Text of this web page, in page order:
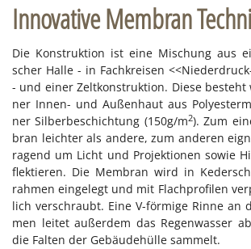
Innovative Membran
Die Kon­struk­ti­on ist eine Mi­schung aus
scher Hal­le - in Fach­krei­sen
- und ei­ner Zelt­kon­struk­ti­on. Die­se
ner In­nen- und Au­ßen­haut aus
ner Sil­ber­be­schich­tung (150g/​m2). Zum
bran leich­ter als an­de­re, zum an­de­ren
ra­gend um Licht und Pro­jek­tio­nen so­wie
flek­tie­ren. Die Mem­bran wird in
rah­men ein­ge­legt und mit Flach­pro­fi­len
lich ver­schraubt. Eine V-för­mi­ge Rin­ne an
men lei­tet au­ßer­dem das Re­gen­was­ser
die Fal­ten der Ge­bäu­de­hül­le sam­melt.